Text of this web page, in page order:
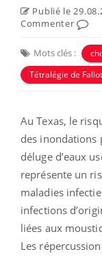
Publié le
Commenter
Mots clés :
Tétralégie de Fallot
Au Texas, le
des inondations
déluge d’eaux
représente un
maladies
infections
liées aux
Les